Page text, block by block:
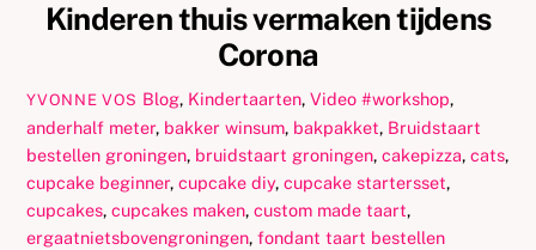
Kinderen thuis vermaken tijdens
Corona
YVONNE VOS Blog, Kindertaarten, Video #workshop,
anderhalf meter, bakker winsum, bakpakket, Bruidstaart
bestellen groningen, bruidstaart groningen,cakepizza,cats,
cupcake beginner,cupcake diy,cupcake startersset,
cupcakes,cupcakes maken,custom made taart,
ergaatnietsbovengroningen,fondant taart bestellen